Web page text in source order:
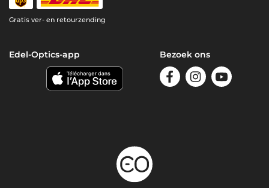
Gratis ver- en retourzending
Edel-Optics-app Bezoek ons